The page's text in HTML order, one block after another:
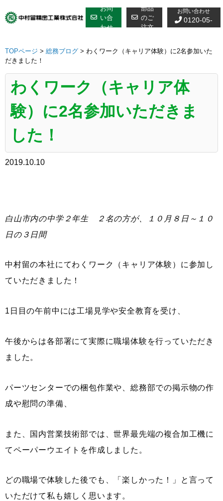
to
お問
い合
わせ
部品
のご
注文
お問い合わせ
0120-05-
TOPページ > 総務ブログ > わくワーク（キャリア体験）に2名参加いた
だきました！
わくワーク（キャリア体
験）に2名参加いただきま
した！
2019.10.10
白山市内の中学２年生 ２名の方が、１０月８日～１０
日の３日間
中村留の本社にてわくワーク（キャリア体験）に参加し
ていただきました！
1日目の午前中には工場見学や安全教育を受け、
午後からは各部署にて実際に職場体験を行っていただき
ました。
パーツセンターでの梱包作業や、総務部での掲示物の作
成や慰問の準備、
また、国内営業技術部では、世界最先端の複合加工機に
てペーパーウエイトを作成しました。
どの職場で体験した後でも、「楽しかった！」と言って
いただけて私も嬉しく思います。